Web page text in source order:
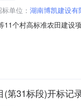
单位： 湖南博凯建设有
11个村高标准农田建
公司;项目负责人:李
(第31标段)开标记